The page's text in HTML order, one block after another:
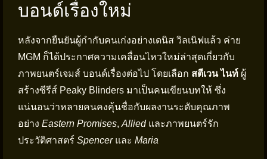
บอนด์เรื่องใหม่
หลังจากยืนยันผู้กำกับคนเก่งอย่างเดนิส วิลเนิฟแล้ว ค่าย
MGM ก็ได้ประกาศความเคลื่อนไหวใหม่ล่าสุดเกี่ยวกับ
ภาพยนตร์เจมส์ บอนด์เรื่องต่อไป โดยเลือก สตีเวน ไนท์ ผู้
สร้างซีรีส์ Peaky Blinders มาเป็นคนเขียนบทให้ ซึ่ง
แน่นอนว่าหลายคนคงคุ้นชื่อกับผลงานระดับคุณภาพ
อย่าง Eastern Promises, Alliedและภาพยนตร์รัก
ประวัติศาสตร์ Spencerและ Maria